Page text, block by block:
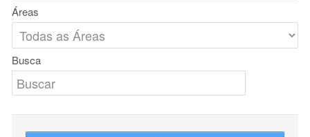
Áreas
Busca